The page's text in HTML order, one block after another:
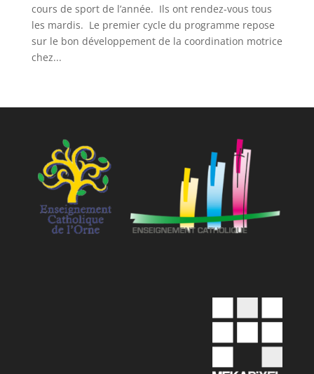
cours de sport de l’année. Ils ont rendez-vous tous
les mardis. Le premier cycle du programme repose
sur le bon développement de la coordination motrice
chez...